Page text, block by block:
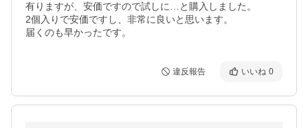
有りますが、安価ですので試しに…と購入しました。
2個入りで安価ですし、非常に良いと思います。
届くのも早かったです。
違反報告 いいね 0